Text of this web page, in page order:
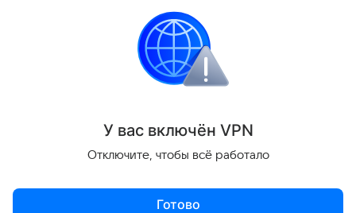
делом чести», — написал он.
правоохранительные органы
Поделиться
У вас включён VPN
Отключите, чтобы всё работало
Готово